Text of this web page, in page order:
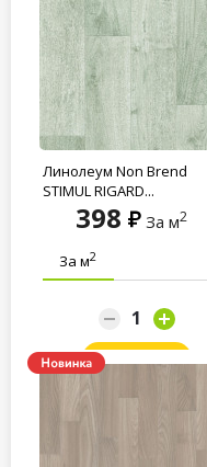
Линолеум Non Brend
STIMUL RIGARD...
398 За м2
За м2
Заказать